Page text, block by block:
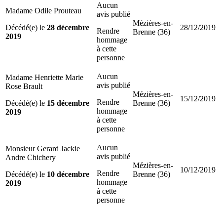
Madame Odile Prouteau
Décédé(e) le 28 décembre
2019
Aucun
avis publié
Rendre
hommage
à cette
personne
Mézières-en-
Brenne (36)
28/12/2019
Madame Henriette Marie
Rose Brault
Décédé(e) le 15 décembre
2019
Aucun
avis publié
Rendre
hommage
à cette
personne
Mézières-en-
Brenne (36)
15/12/2019
Monsieur Gerard Jackie
Andre Chichery
Décédé(e) le 10 décembre
2019
Aucun
avis publié
Rendre
hommage
à cette
personne
Mézières-en-
Brenne (36)
10/12/2019